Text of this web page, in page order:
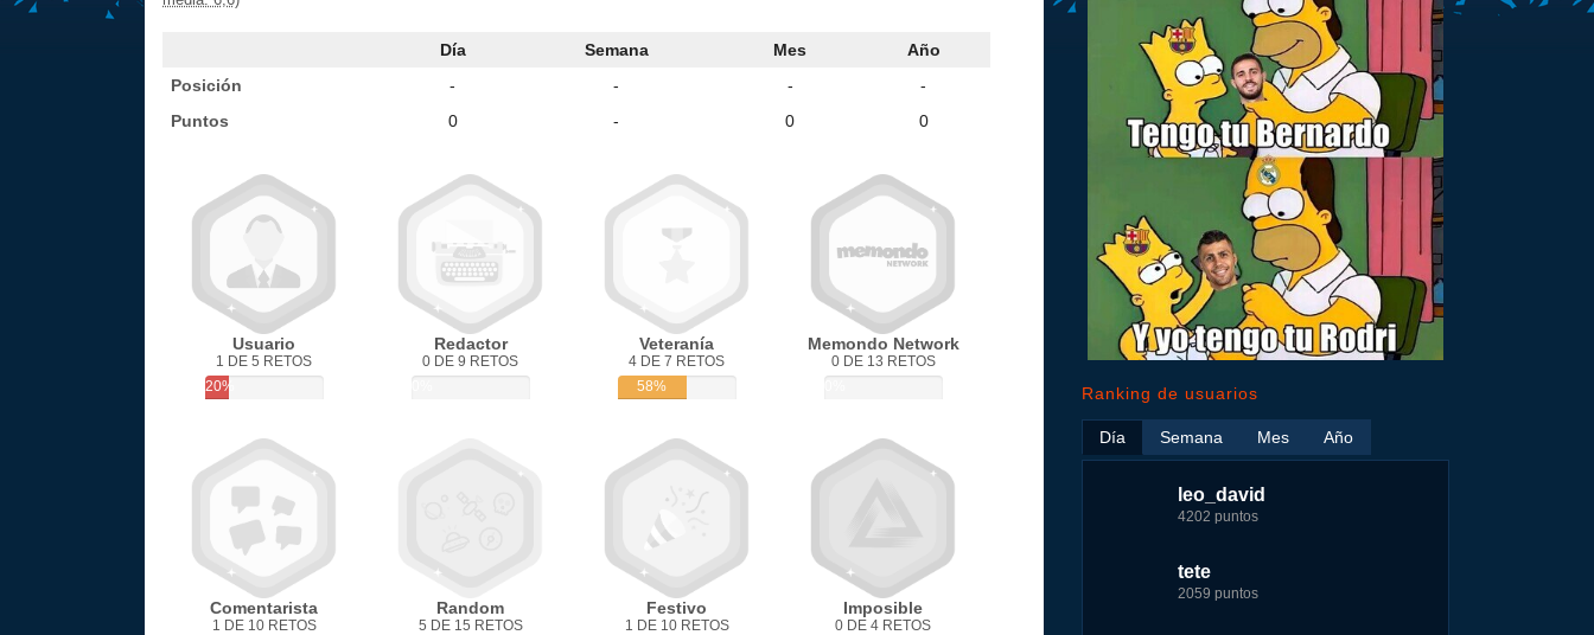
Día Semana Mes
Año
Posición
- - -
-
Puntos
0 - 0 0
Usuario
1 DE 5 RETOS
20%
Redactor
0 DE 9 RETOS
Veteranía
4 DE 7 RETOS
58%
Memondo Network
0 DE 13 RETOS
Comentarista
1 DE 10 RETOS
Random
5 DE 15 RETOS
Festivo
1 DE 10 RETOS
Imposible
0 DE 4 RETOS
Ranking de usuarios
Día
leo_david
4202 puntos
tete
2059 puntos
Semana
leo_david
21926 puntos
fer
7229 puntos
Mes
leo_david
33385 puntos
jeremy_malpieu
15444 puntos
Año
nomedigas
339916 puntos
jeremy_malpieu
263186 puntos